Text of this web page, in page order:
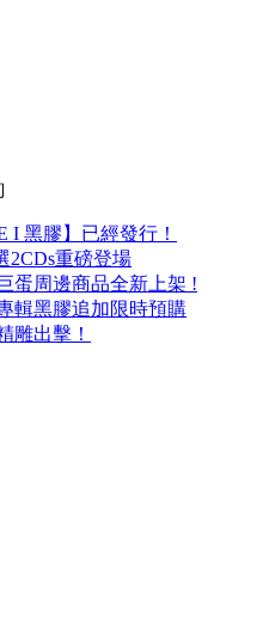
I 黑膠】已經發行！
2CDs重磅登場
蛋周邊商品全新上架 !
輯黑膠追加限時預購
雕出擊！